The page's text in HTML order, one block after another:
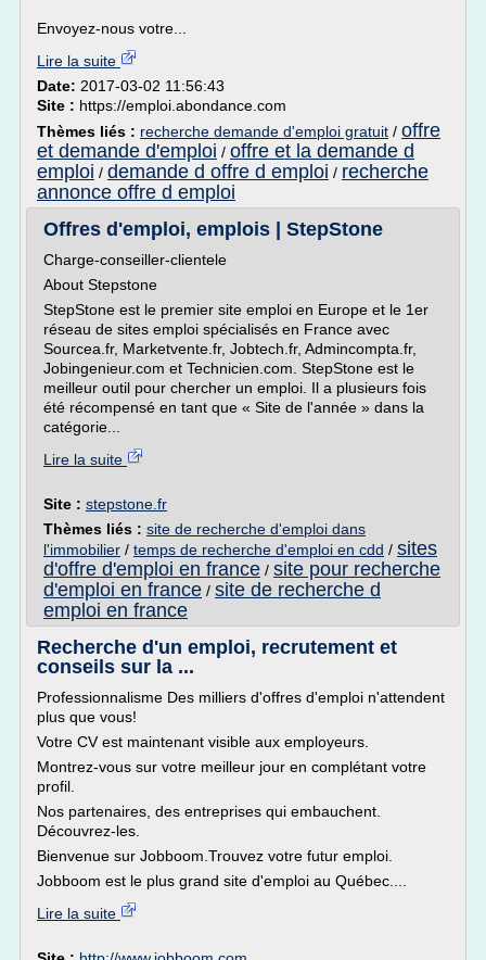
Envoyez-nous votre...
Lire la suite
Date: 2017-03-02 11:56:43
Site : https://emploi.abondance.com
Thèmes liés : recherche demande d'emploi gratuit / offre
et demande d'emploi / offre et la demande d
emploi / demande d offre d emploi / recherche
annonce offre d emploi
Offres d'emploi, emplois | StepStone
Charge-conseiller-clientele
About Stepstone
StepStone est le premier site emploi en Europe et le 1er
réseau de sites emploi spécialisés en France avec
Sourcea.fr, Marketvente.fr, Jobtech.fr, Admincompta.fr,
Jobingenieur.com et Technicien.com. StepStone est le
meilleur outil pour chercher un emploi. Il a plusieurs fois
été récompensé en tant que « Site de l'année » dans la
catégorie...
Lire la suite
Site : stepstone.fr
Thèmes liés : site de recherche d'emploi dans
l'immobilier / temps de recherche d'emploi en cdd / sites
d'offre d'emploi en france / site pour recherche
d'emploi en france / site de recherche d
emploi en france
Recherche d'un emploi, recrutement et
conseils sur la ...
Professionnalisme Des milliers d'offres d'emploi n'attendent
plus que vous!
Votre CV est maintenant visible aux employeurs.
Montrez-vous sur votre meilleur jour en complétant votre
profil.
Nos partenaires, des entreprises qui embauchent.
Découvrez-les.
Bienvenue sur Jobboom.Trouvez votre futur emploi.
Jobboom est le plus grand site d'emploi au Québec....
Lire la suite